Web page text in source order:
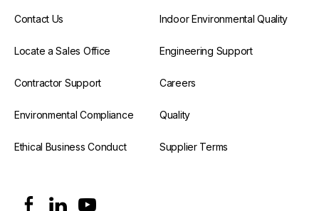
Contact Us Indoor Environmental Quality
Locate a Sales Office Engineering Support
Contractor Support Careers
Environmental Compliance Quality
Ethical Business Conduct Supplier Terms